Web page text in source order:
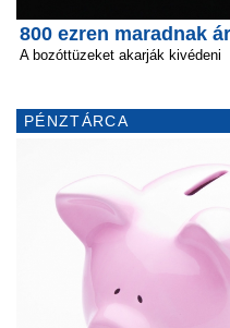
800 ezren maradnak
A bozóttüzeket akarják kivédeni
PÉNZTÁRCA